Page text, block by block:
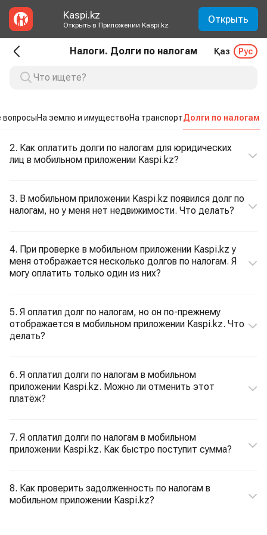
Kaspi.kz
Открыть в Приложении Kaspi.kz Открыть
Налоги. Долги по налогам Қаз Рус
На землю и имуществоНа транспортДолги по налогам
2. Как оплатить долги по налогам для юридических
лиц в мобильном приложении Kaspi.kz?
3. В мобильном приложении Kaspi.kz появился долг по
налогам, но у меня нет недвижимости. Что делать?
4. При проверке в мобильном приложении Kaspi.kz у
меня отображается несколько долгов по налогам. Я
могу оплатить только один из них?
5. Я оплатил долг по налогам, но он по-прежнему
отображается в мобильном приложении Kaspi.kz. Что
делать?
6. Я оплатил долги по налогам в мобильном
приложении Kaspi.kz. Можно ли отменить этот
платёж?
7. Я оплатил долги по налогам в мобильном
приложении Kaspi.kz. Как быстро поступит сумма?
8. Как проверить задолженность по налогам в
мобильном приложении Kaspi.kz?